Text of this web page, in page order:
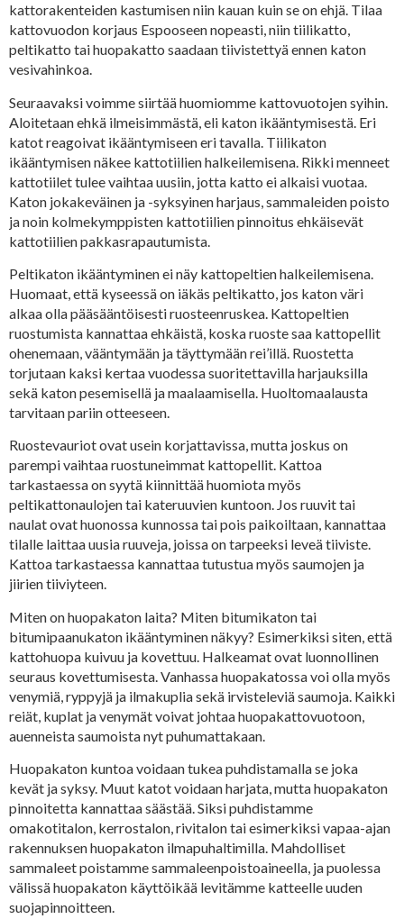
kattorakenteiden kastumisen niin kauan kuin se on ehjä. Tilaa
kattovuodon korjaus Espooseen nopeasti, niin tiilikatto,
peltikatto tai huopakatto saadaan tiivistettyä ennen katon
vesivahinkoa.
Seuraavaksi voimme siirtää huomiomme kattovuotojen syihin.
Aloitetaan ehkä ilmeisimmästä, eli katon ikääntymisestä. Eri
katot reagoivat ikääntymiseen eri tavalla. Tiilikaton
ikääntymisen näkee kattotiilien halkeilemisena. Rikki menneet
kattotiilet tulee vaihtaa uusiin, jotta katto ei alkaisi vuotaa.
Katon jokakeväinen ja -syksyinen harjaus, sammaleiden poisto
ja noin kolmekymppisten kattotiilien pinnoitus ehkäisevät
kattotiilien pakkasrapautumista.
Peltikaton ikääntyminen ei näy kattopeltien halkeilemisena.
Huomaat, että kyseessä on iäkäs peltikatto, jos katon väri
alkaa olla pääsääntöisesti ruosteenruskea. Kattopeltien
ruostumista kannattaa ehkäistä, koska ruoste saa kattopellit
ohenemaan, vääntymään ja täyttymään rei’illä. Ruostetta
torjutaan kaksi kertaa vuodessa suoritettavilla harjauksilla
sekä katon pesemisellä ja maalaamisella. Huoltomaalausta
tarvitaan pariin otteeseen.
Ruostevauriot ovat usein korjattavissa, mutta joskus on
parempi vaihtaa ruostuneimmat kattopellit. Kattoa
tarkastaessa on syytä kiinnittää huomiota myös
peltikattonaulojen tai kateruuvien kuntoon. Jos ruuvit tai
naulat ovat huonossa kunnossa tai pois paikoiltaan, kannattaa
tilalle laittaa uusia ruuveja, joissa on tarpeeksi leveä tiiviste.
Kattoa tarkastaessa kannattaa tutustua myös saumojen ja
jiirien tiiviyteen.
Miten on huopakaton laita? Miten bitumikaton tai
bitumipaanukaton ikääntyminen näkyy? Esimerkiksi siten, että
kattohuopa kuivuu ja kovettuu. Halkeamat ovat luonnollinen
seuraus kovettumisesta. Vanhassa huopakatossa voi olla myös
venymiä, ryppyjä ja ilmakuplia sekä irvisteleviä saumoja. Kaikki
reiät, kuplat ja venymät voivat johtaa huopakattovuotoon,
auenneista saumoista nyt puhumattakaan.
Huopakaton kuntoa voidaan tukea puhdistamalla se joka
kevät ja syksy. Muut katot voidaan harjata, mutta huopakaton
pinnoitetta kannattaa säästää. Siksi puhdistamme
omakotitalon, kerrostalon, rivitalon tai esimerkiksi vapaa-ajan
rakennuksen huopakaton ilmapuhaltimilla. Mahdolliset
sammaleet poistamme sammaleenpoistoaineella, ja puolessa
välissä huopakaton käyttöikää levitämme katteelle uuden
suojapinnoitteen.